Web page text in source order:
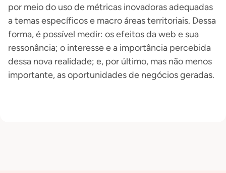
por meio do uso de métricas inovadoras adequadas
a temas específicos e macro áreas territoriais. Dessa
forma, é possível medir: os efeitos da web e sua
ressonância; o interesse e a importância percebida
dessa nova realidade; e, por último, mas não menos
importante, as oportunidades de negócios geradas.